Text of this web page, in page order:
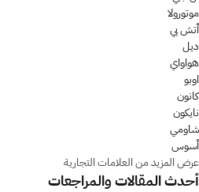
موتورولا
أتش بي
ديل
هواواي
اوبو
كانون
نايكون
شاومي
أسوس
عرض المزيد من العلامات التجارية
أحدث المقالات والمراجعات